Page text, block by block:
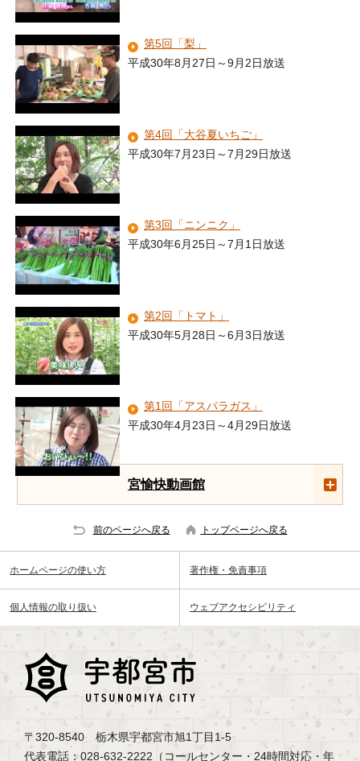
第5回「梨」
平成30年8月27日～9月2日放送
第4回「大谷夏いちご」
平成30年7月23日～7月29日放送
第3回「ニンニク」
平成30年6月25日～7月1日放送
第2回「トマト」
平成30年5月28日～6月3日放送
第1回「アスパラガス」
平成30年4月23日～4月29日放送
宮愉快動画館
前のページへ戻る トップページへ戻る
ホームページの使い方 著作権・免責事項
個人情報の取り扱い ウェブアクセシビリティ
〒320-8540 栃木県宇都宮市旭1丁目1-5
代表電話：028-632-2222（コールセンター・24時間対応・年